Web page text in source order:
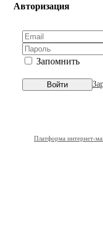
Авторизация
Запомнить
Войти
Платформа интернет-